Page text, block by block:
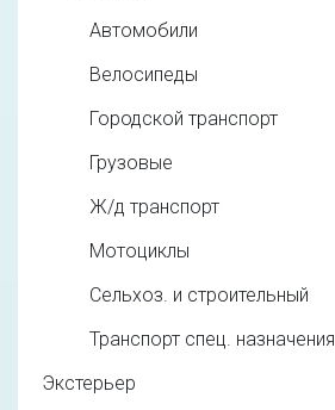
Автомобили
Велосипеды
Городской транспорт
Грузовые
Ж/д транспорт
Мотоциклы
Сельхоз. и строительный
Транспорт спец. назначения
Экстерьер